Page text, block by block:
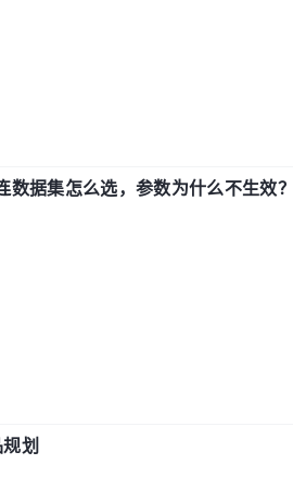
据集怎么选，参数为什么不生效
划